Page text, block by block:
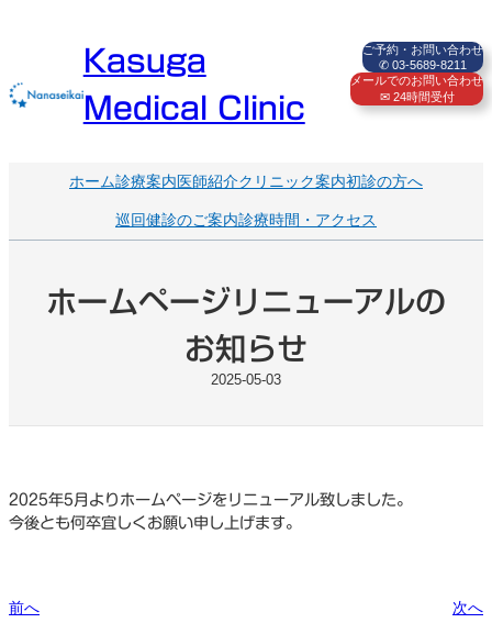
ス
キ
Kasuga
Medical Clinic
ご予約・お問い合わせ
✆ 03-5689-8211
メールでのお問い合わせ
✉ 24時間受付
ホーム診療案内医師紹介クリニック案内初診の方へ
巡回健診のご案内診療時間・アクセス
ホームページリニューアルの
お知らせ
2025-05-03
2025年5月よりホームページをリニューアル致しました。
今後とも何卒宜しくお願い申し上げます。
前へ 次へ